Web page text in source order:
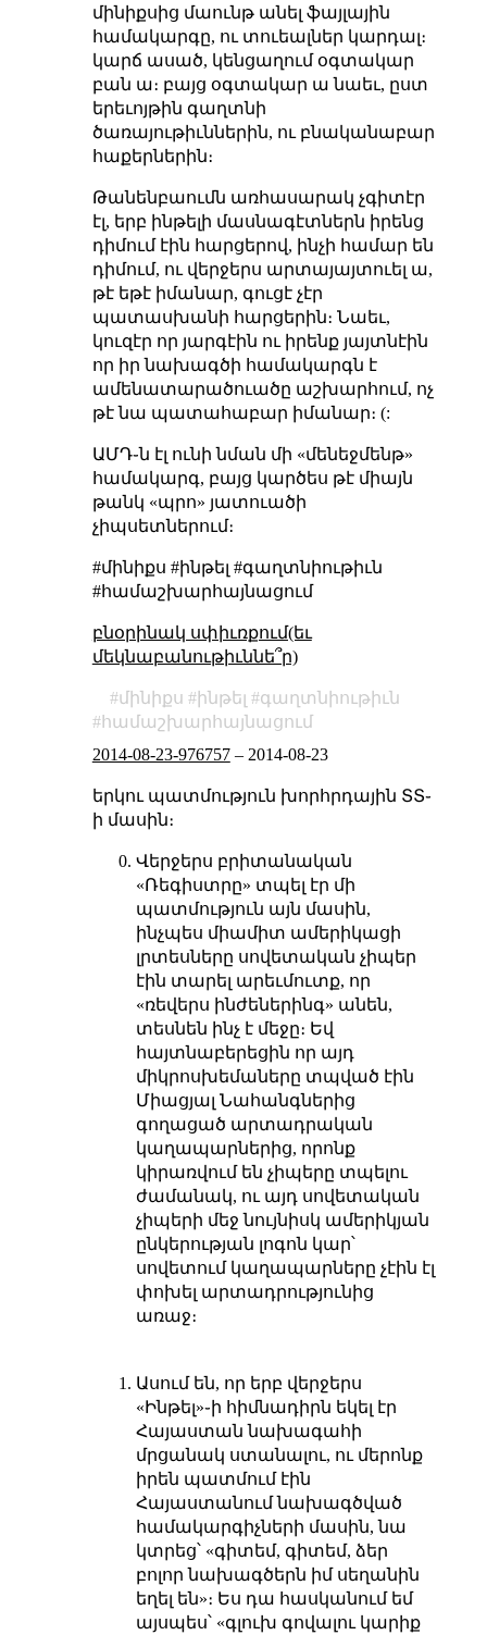
մինիքսից մաունթ անել ֆայլային
համակարգը, ու տուեալներ կարդալ։
կարճ ասած, կենցաղում օգտակար
բան ա։ բայց օգտակար ա նաեւ, ըստ
երեւոյթին գաղտնի
ծառայութիւններին, ու բնականաբար
հաքերներին։
Թանենբաումն առհասարակ չգիտէր
էլ, երբ ինթելի մասնագէտներն իրենց
դիմում էին հարցերով, ինչի համար են
դիմում, ու վերջերս արտայայտուել ա,
թէ եթէ իմանար, գուցէ չէր
պատասխանի հարցերին։ Նաեւ,
կուզէր որ յարգէին ու իրենք յայտնէին
որ իր նախագծի համակարգն է
ամենատարածուածը աշխարհում, ոչ
թէ նա պատահաբար իմանար։ (:
ԱՄԴ֊ն էլ ունի նման մի «մենեջմենթ»
համակարգ, բայց կարծես թէ միայն
թանկ «պրո» յատուածի
չիպսետներում։
#մինիքս #ինթել #գաղտնիութիւն
#համաշխարհայնացում
բնօրինակ սփիւռքում(եւ
մեկնաբանութիւննե՞ր)
մինիքս ինթել
գաղտնիութիւն
համաշխարհայնացում
2014-08-23-976757– 2014-08-23
երկու պատմություն խորհրդային ՏՏ֊
ի մասին։
Վերջերս բրիտանական
«Ռեգիստրը» տպել էր մի
պատմություն այն մասին,
ինչպես միամիտ ամերիկացի
լրտեսները սովետական չիպեր
էին տարել արեւմուտք, որ
«ռեվերս ինժեներինգ» անեն,
տեսնեն ինչ է մեջը։ Եվ
հայտնաբերեցին որ այդ
միկրոսխեմաները տպված էին
Միացյալ Նահանգներից
գողացած արտադրական
կաղապարներից, որոնք
կիրառվում են չիպերը տպելու
ժամանակ, ու այդ սովետական
չիպերի մեջ նույնիսկ ամերիկյան
ընկերության լոգոն կար՝
սովետում կաղապարները չէին էլ
փոխել արտադրությունից
առաջ։
Ասում են, որ երբ վերջերս
«Ինթել»֊ի հիմնադիրն եկել էր
Հայաստան նախագահի
մրցանակ ստանալու, ու մերոնք
իրեն պատմում էին
Հայաստանում նախագծված
համակարգիչների մասին, նա
կտրեց՝ «գիտեմ, գիտեմ, ձեր
բոլոր նախագծերն իմ սեղանին
եղել են»։ Ես դա հասկանում եմ
այսպես՝ «գլուխ գովալու կարիք